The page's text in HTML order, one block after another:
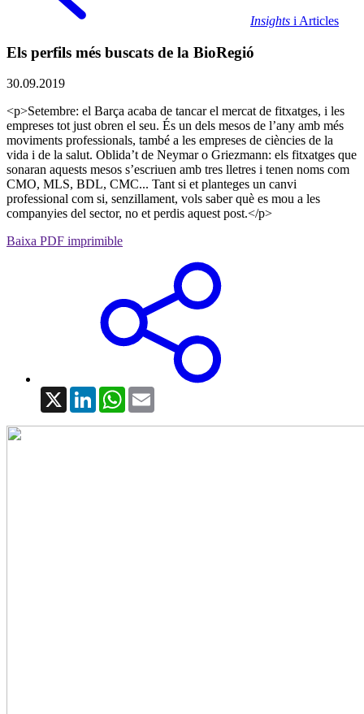
Insights i Articles
Els perfils més buscats de la BioRegió
30.09.2019
<p>Setembre: el Barça acaba de tancar el mercat de fitxatges, i les
empreses tot just obren el seu. És un dels mesos de l’any amb més
moviments professionals, també a les empreses de ciències de la
vida i de la salut. Oblida’t de Neymar o Griezmann: els fitxatges que
sonaran aquests mesos s’escriuen amb tres lletres i tenen noms com
CMO, MLS, BDL, CMC... Tant si et planteges un canvi
professional com si, senzillament, vols saber què es mou a les
companyies del sector, no et perdis aquest post.</p>
Baixa PDF imprimible
X LinkedInWhatsApp